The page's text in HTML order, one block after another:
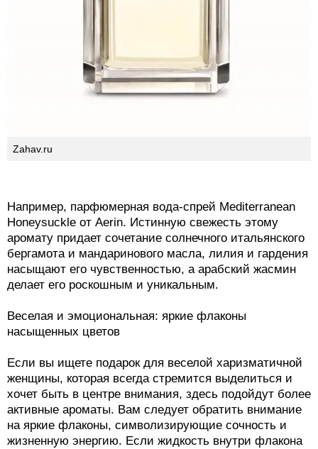
Zahav.ru
Например, парфюмерная вода-спрей Mediterranean
Honeysuckle от Aerin. Истинную свежесть этому
аромату придает сочетание солнечного итальянского
бергамота и мандаринового масла, лилия и гардения
насыщают его чувственностью, а арабский жасмин
делает его роскошным и уникальным.
Веселая и эмоциональная: яркие флаконы
насыщенных цветов
Если вы ищете подарок для веселой харизматичной
женщины, которая всегда стремится выделиться и
хочет быть в центре внимания, здесь подойдут более
активные ароматы. Вам следует обратить внимание
на яркие флаконы, символизирующие сочность и
жизненную энергию. Если жидкость внутри флакона